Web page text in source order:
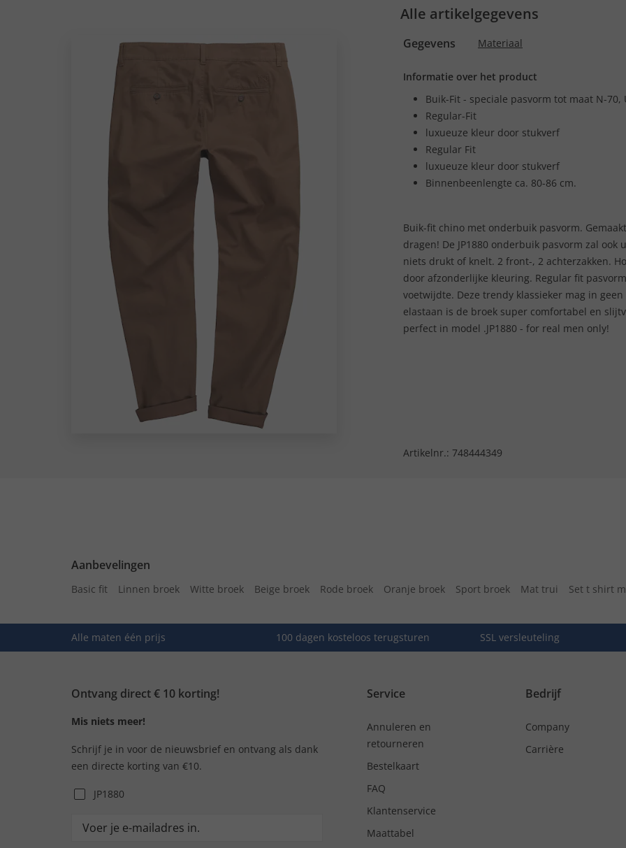
Alle artikelgegevens
Gegevens Materiaal
Informatie over het product
Buik-Fit - speciale pasvorm tot maat N-70,
Regular-Fit
luxueuze kleur door stukverf
Regular Fit
luxueuze kleur door stukverf
Binnenbeenlengte ca. 80-86 cm.
Buik-fit chino met onderbuik pasvorm.
dragen! De JP1880 onderbuik pasvorm zal
niets drukt of knelt. 2 front-, 2 achterzakken.
door afzonderlijke kleuring. Regular fit
voetwijdte. Deze trendy klassieker mag in
elastaan is de broek super comfortabel en
perfect in model .JP1880 - for real men only!
Artikelnr.: 748444349
Aanbevelingen
Basic fit Linnen broek Witte broek Beige broek Rode broek Oranje broek Sport broek Mat trui Set t shirt
Alle maten één prijs 100 dagen kosteloos terugsturen SSL versleuteling
Ontvang direct € 10 korting!
Mis niets meer!
Schrijf je in voor de nieuwsbrief en ontvang als dank
een directe korting van €10.
JP1880
Service
Annuleren en
retourneren
Bestelkaart
FAQ
Klantenservice
Maattabel
Bedrijf
Company
Carrière